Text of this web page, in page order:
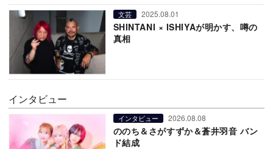
文芸 2025.08.01
SHINTANI × ISHIYAが明かす、噂の
真相
インタビュー
インタビュー 2026.08.08
ののち＆さがすずか＆蒼井羽音 バン
ド結成